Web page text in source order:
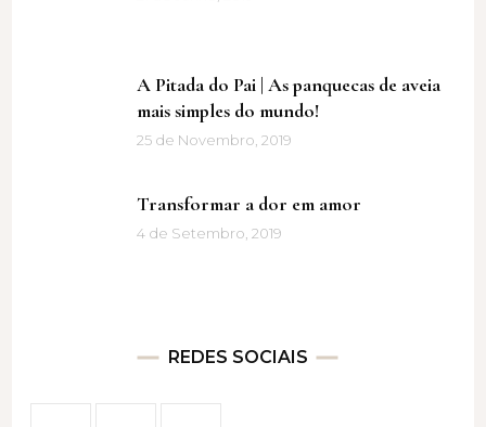
A Pitada do Pai | As panquecas de aveia
mais simples do mundo!
25 de Novembro, 2019
Transformar a dor em amor
4 de Setembro, 2019
REDES SOCIAIS